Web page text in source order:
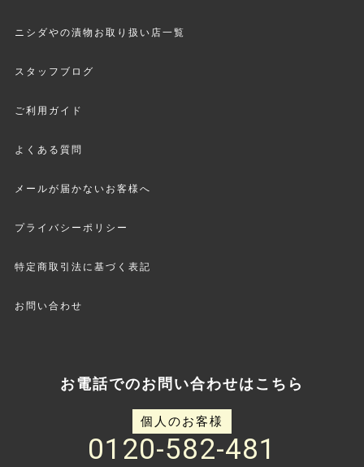
ニシダやの漬物お取り扱い店一覧
スタッフブログ
ご利用ガイド
よくある質問
メールが届かないお客様へ
プライバシーポリシー
特定商取引法に基づく表記
お問い合わせ
お電話でのお問い合わせはこちら
個人のお客様
0120-582-481